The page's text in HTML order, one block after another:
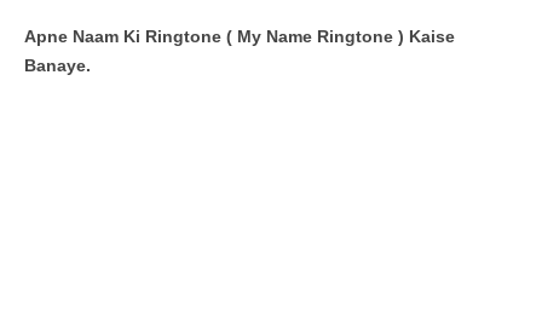
Apne Naam Ki Ringtone ( My Name Ringtone ) Kaise
Banaye.